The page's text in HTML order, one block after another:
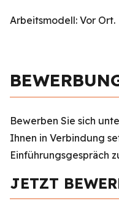
Arbeitsmodell: Vor Ort.
Bewerben Sie sich
Ihnen in Verbindung
Einführungsgespräch
JETZT